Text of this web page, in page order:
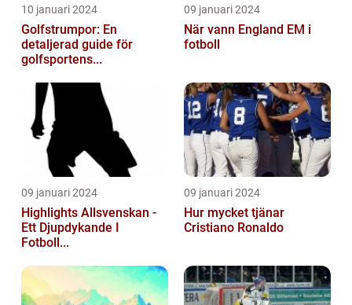
10 januari 2024
Golfstrumpor: En
detaljerad guide för
golfsportens...
09 januari 2024
När vann England EM i
fotboll
09 januari 2024
Highlights Allsvenskan -
Ett Djupdykande I
Fotboll...
09 januari 2024
Hur mycket tjänar
Cristiano Ronaldo